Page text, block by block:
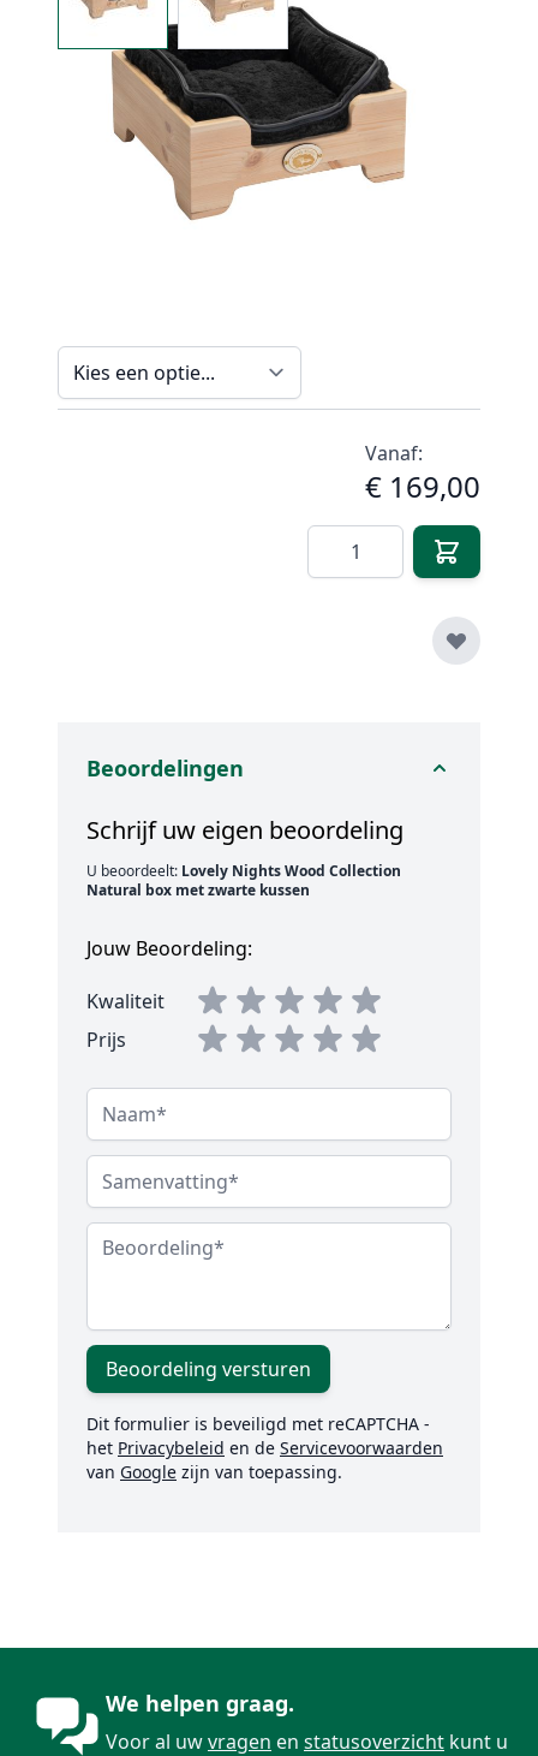
Op voorraad
Artikelnummer
Vanaf:
€ 169,00
Aantal
Beoordelingen
Schrijf uw eigen beoordeling
U beoordeelt: Lovely Nights Wood Collection
Natural box met zwarte kussen
Jouw Beoordeling:
Kwaliteit
Prijs
Naam
Samenvatting
Beoordeling
Beoordeling versturen
Dit formulier is beveiligd met reCAPTCHA -
het Privacybeleid en de Servicevoorwaarden
van Google zijn van toepassing.
We helpen graag.
Voor al uwvragen en statusoverzicht kunt u